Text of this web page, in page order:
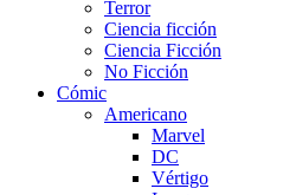
Terror
Ciencia ficción
Ciencia Ficción
No Ficción
Cómic
Americano
Marvel
DC
Vértigo